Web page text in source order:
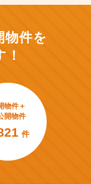
物件を
物件＋
開物件
件